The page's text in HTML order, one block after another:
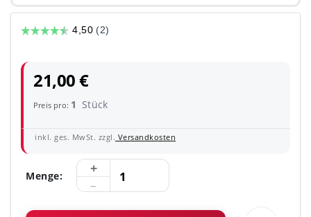
21,00 €
Preis pro: 1 Stück
inkl. ges. MwSt. zzgl. Versandkosten
Menge: